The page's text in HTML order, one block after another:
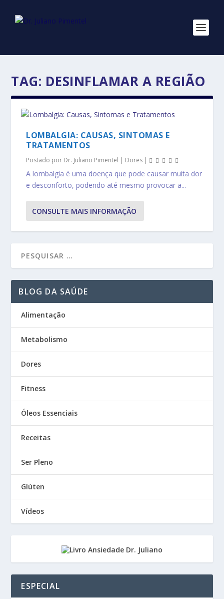
TAG: DESINFLAMAR A REGIÃO
LOMBALGIA: CAUSAS, SINTOMAS E
TRATAMENTOS
Postado por Dr. Juliano Pimentel | Dores |
A lombalgia é uma doença que pode causar muita dor
e desconforto, podendo até mesmo provocar a...
CONSULTE MAIS INFORMAÇÃO
BLOG DA SAÚDE
Alimentação
Metabolismo
Dores
Fitness
Óleos Essenciais
Receitas
Ser Pleno
Glúten
Vídeos
ESPECIAL